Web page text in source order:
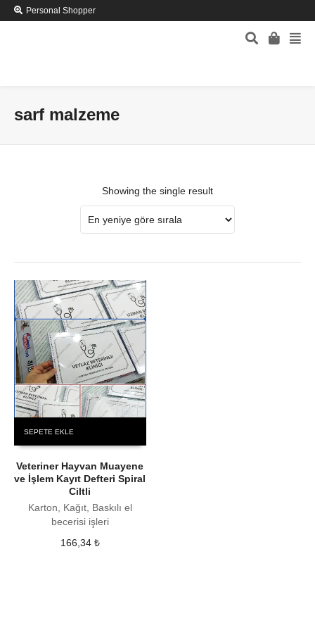
Personal Shopper
sarf malzeme
Showing the single result
SEPETE EKLE
Veteriner Hayvan Muayene
ve İşlem Kayıt Defteri Spiral
Ciltli
Karton, Kağıt, Baskılı el
becerisi işleri
166,34 ₺